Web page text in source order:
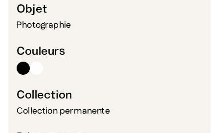
Objet
Photographie
Couleurs
Collection
Collection permanente